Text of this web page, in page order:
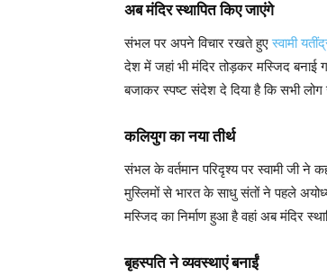
अब मंदिर स्थापित किए जाएंगे
संभल पर अपने विचार रखते हुएस्वामी
देश में जहां भी मंदिर तोड़कर मस्जिद बनाई
बजाकर स्पष्ट संदेश दे दिया है कि सभी
कलियुग का नया तीर्थ
संभल के वर्तमान परिदृश्य पर स्वामी जी ने
मुस्लिमों से भारत के साधु संतों ने पहले
मस्जिद का निर्माण हुआ है वहां अब मंदिर
बृहस्पति ने व्यवस्थाएं बनाईं